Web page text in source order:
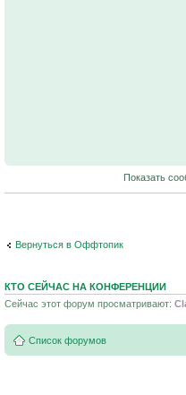
Показать
Вернуться в Оффтопик
КТО СЕЙЧАС НА КОНФЕРЕНЦИИ
Сейчас этот форум просматривают:
Список форумов